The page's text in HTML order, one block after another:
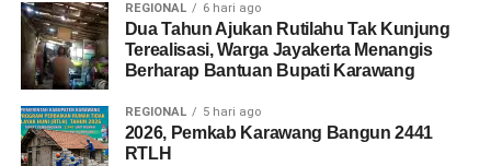
REGIONAL 6 hari ago
Dua Tahun Ajukan Rutilahu Tak Kunjung
Terealisasi, Warga Jayakerta Menangis
Berharap Bantuan Bupati Karawang
REGIONAL 5 hari ago
2026, Pemkab Karawang Bangun 2441
RTLH